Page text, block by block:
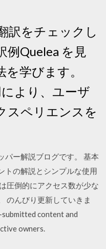
訳をチェックし
例Quelea を見
学びます。
より、ユーザ
スペリエンスを
パー解説ブログです。 基本
トの解説とシンプルな使用
圧倒的にアクセス数が少な
のんびり更新していきま
content and
owners.